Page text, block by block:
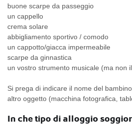
buone scarpe da passeggio
un cappello
crema solare
abbigliamento sportivo / comodo
un cappotto/giacca impermeabile
scarpe da ginnastica
un vostro strumento musicale (ma non
Si prega di indicare il nome del
altro oggetto (macchina fotografica,
In che tipo di alloggio